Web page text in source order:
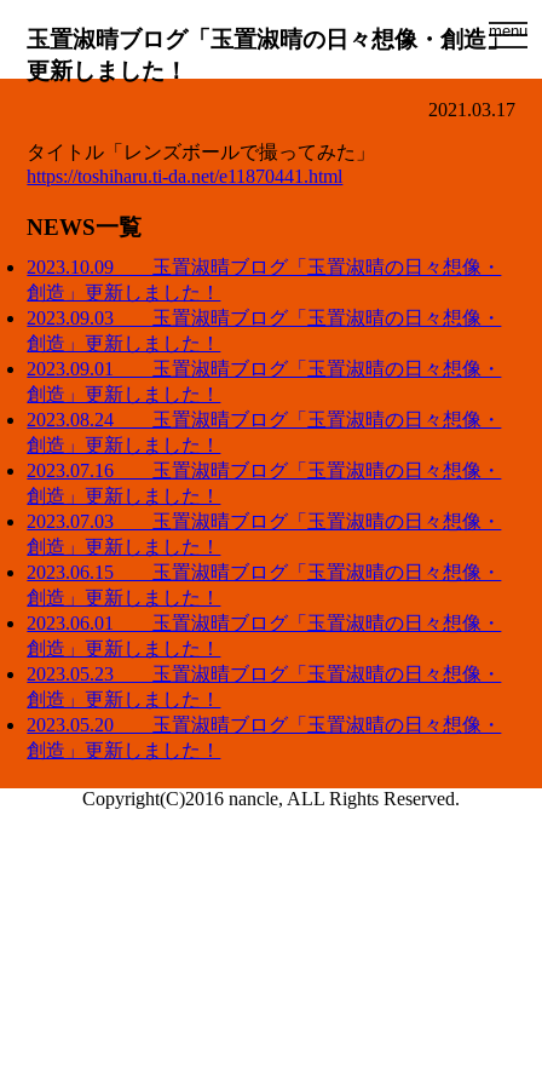
menu
玉置淑晴ブログ「玉置淑晴の日々想像・創造」
更新しました！
2021.03.17
タイトル「レンズボールで撮ってみた」
https://toshiharu.ti-da.net/e11870441.html
NEWS一覧
2023.10.09 玉置淑晴ブログ「玉置淑晴の日々想像・
創造」更新しました！
2023.09.03 玉置淑晴ブログ「玉置淑晴の日々想像・
創造」更新しました！
2023.09.01 玉置淑晴ブログ「玉置淑晴の日々想像・
創造」更新しました！
2023.08.24 玉置淑晴ブログ「玉置淑晴の日々想像・
創造」更新しました！
2023.07.16 玉置淑晴ブログ「玉置淑晴の日々想像・
創造」更新しました！
2023.07.03 玉置淑晴ブログ「玉置淑晴の日々想像・
創造」更新しました！
2023.06.15 玉置淑晴ブログ「玉置淑晴の日々想像・
創造」更新しました！
2023.06.01 玉置淑晴ブログ「玉置淑晴の日々想像・
創造」更新しました！
2023.05.23 玉置淑晴ブログ「玉置淑晴の日々想像・
創造」更新しました！
2023.05.20 玉置淑晴ブログ「玉置淑晴の日々想像・
創造」更新しました！
Copyright(C)2016 nancle, ALL Rights Reserved.